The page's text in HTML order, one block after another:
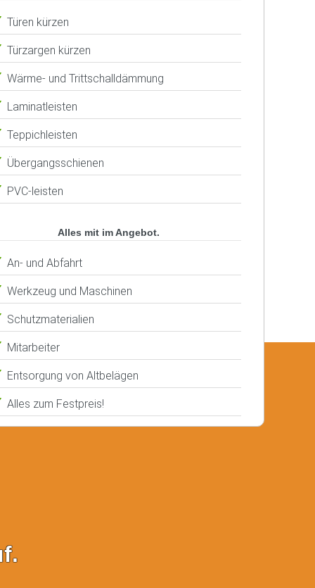
Türen kürzen
Türzargen kürzen
Wärme- und Trittschalldämmung
Laminatleisten
Teppichleisten
Übergangsschienen
PVC-leisten
Alles mit im Angebot.
An- und Abfahrt
Werkzeug und Maschinen
Schutzmaterialien
Mitarbeiter
Entsorgung von Altbelägen
Alles zum Festpreis!